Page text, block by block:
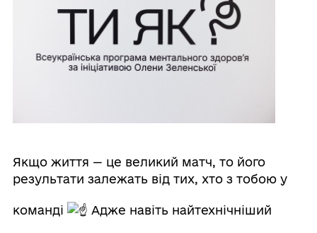
Якщо життя — це великий матч, то його
результати залежать від тих, хто з тобою у
команді Адже навіть найтехнічніший